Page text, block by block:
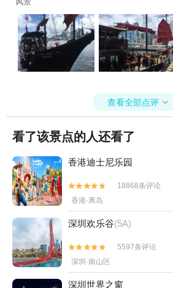
查看全部点评 
看了该景点的人还看了
香港迪士尼乐园


18868条评论
香港·离岛
深圳欢乐谷(5A)


5597条评论
深圳·南山区
深圳世界之窗